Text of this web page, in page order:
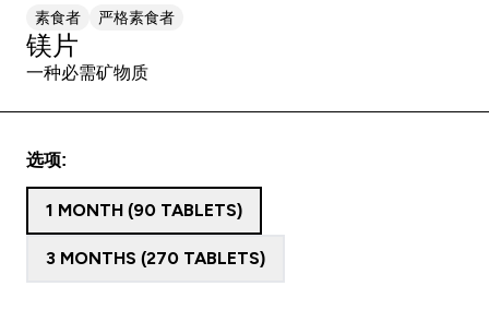
素食者 严格素食者
镁片
一种必需矿物质
选项:
1 MONTH (90 TABLETS)
3 MONTHS (270 TABLETS)